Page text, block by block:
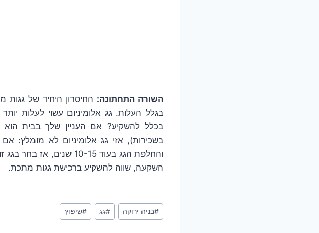
השורה התחתונה: החיסרון היחיד של
בגלל העלות. גג אלומיניום עשוי לעלות
בכלל להשקיע? אם העניין שלך בבית
בשכירות), אזי גג אלומיניום לא
והחלפת הגג בעוד 10-15
השקעה, שווה להשקיע ברכישת גגות מתכת.
Post
Tags:
#בניה ירוקה #גג #שיפוץ